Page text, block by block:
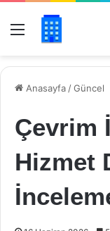
Menü
Anasayfa /Güncel
Çevrim
Hizmet